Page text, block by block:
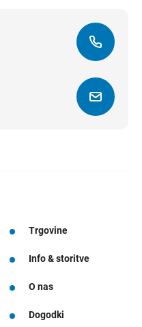
Trgovine
Info & storitve
O nas
Dogodki